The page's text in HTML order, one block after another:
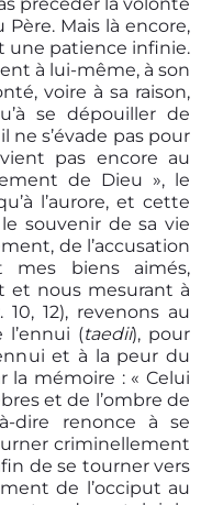
Mais là encore,
une patience infinie.
à lui-même, à son
voire à sa raison,
se dépouiller de
ne s’évade pas pour
pas encore au
de Dieu », le
l’aurore, et cette
souvenir de sa vie
de l’accusation
biens aimés,
et nous mesurant à
12), revenons au
(taedii), pour
et à la peur du
la mémoire : « Celui
et de l’ombre de
dire renonce à se
criminellement
de se tourner vers
de l’occiput au